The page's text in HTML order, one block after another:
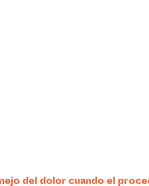
del dolor cuando el